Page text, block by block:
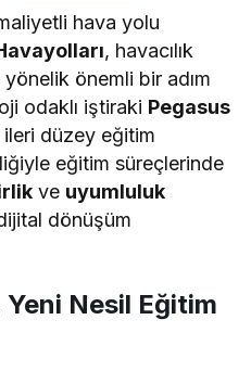
hava yolu
, havacılık
önemli bir adım
odaklı iştiraki Pegasus
ileri düzey eğitim
eğitim süreçlerinde
ve uyumluluk
dönüşüm
Nesil Eğitim